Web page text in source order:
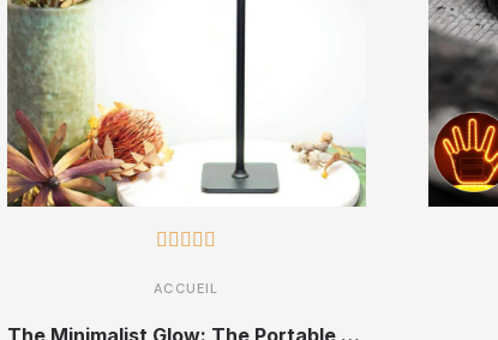
    
ACCUEIL
The Minimalist Glow: The Portable LED Lamp for Chic and Practical Lighting